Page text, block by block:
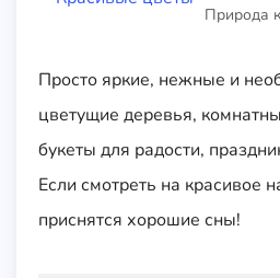
Природа
Просто яркие, нежные и
цветущие деревья,
букеты для радости,
Если смотреть на красивое
приснятся хорошие сны!